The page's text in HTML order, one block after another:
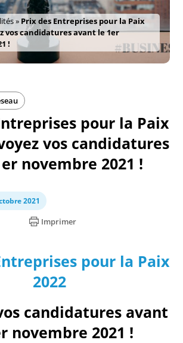
» Prix des Entreprises pour la Paix
vos candidatures avant le 1er
!
pour la Paix
vos candidatures
novembre 2021 !
2021
Imprimer
pour la Paix
2022
candidatures avant
novembre 2021 !